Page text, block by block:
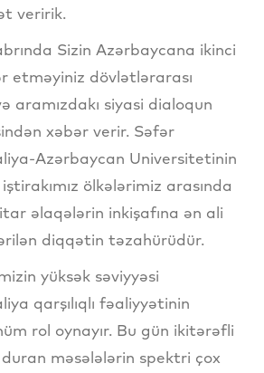
veririk.
Sizin Azərbaycana ikinci
etməyiniz dövlətlərarası
aramızdakı siyasi dialoqun
xəbər verir. Səfər
Azərbaycan Universitetinin
iştirakımız ölkələrimiz arasında
əlaqələrin inkişafına ən ali
diqqətin təzahürüdür.
yüksək səviyyəsi
qarşılıqlı fəaliyyətinin
rol oynayır. Bu gün ikitərəfli
məsələlərin spektri çox